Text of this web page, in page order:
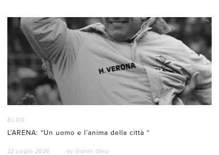
BLOG
L’ARENA: “Un uomo e l’anima della città “
22 Luglio 2026 by Gianni Oliva